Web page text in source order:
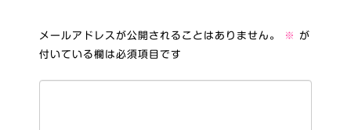
メールアドレスが公開されることはありません。 ※
が
付いている欄は必須項目です